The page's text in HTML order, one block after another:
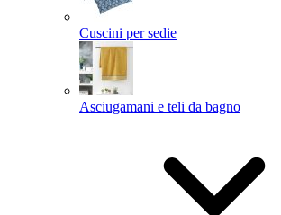
Cuscini per sedie
Asciugamani e teli da bagno